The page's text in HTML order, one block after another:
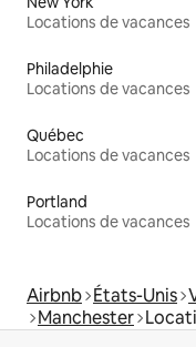
Locations de vacances
Philadelphie
Locations de vacances
Québec
Locations de vacances
Portland
Locations de vacances
Airbnb États-Unis
Manchester